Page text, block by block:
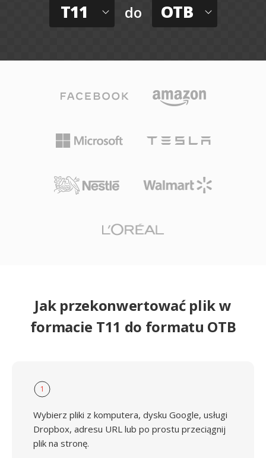
T11 do OTB
Jak przekonwertować plik w
formacie T11 do formatu OTB
1
Wybierz pliki z komputera, dysku Google, usługi
Dropbox, adresu URL lub po prostu przeciągnij
plik na stronę.